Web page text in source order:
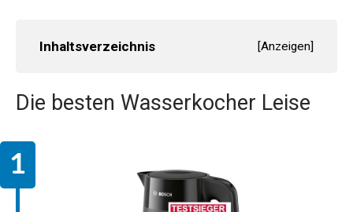
Inhaltsverzeichnis [Anzeigen]
Die besten Wasserkocher Leise